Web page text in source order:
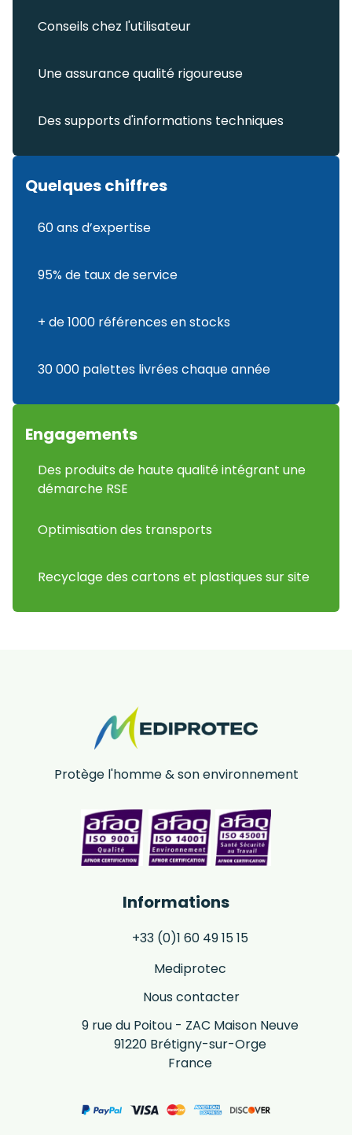
Conseils chez l'utilisateur
Une assurance qualité rigoureuse
Des supports d'informations techniques
Quelques chiffres
60 ans d’expertise
95% de taux de service
+ de 1000 références en stocks
30 000 palettes livrées chaque année
Engagements
Des produits de haute qualité intégrant une
démarche RSE
Optimisation des transports
Recyclage des cartons et plastiques sur site
Protège l'homme & son environnement
Informations
+33 (0)1 60 49 15 15
Mediprotec
Nous contacter
9 rue du Poitou - ZAC Maison Neuve
91220 Brétigny-sur-Orge
France